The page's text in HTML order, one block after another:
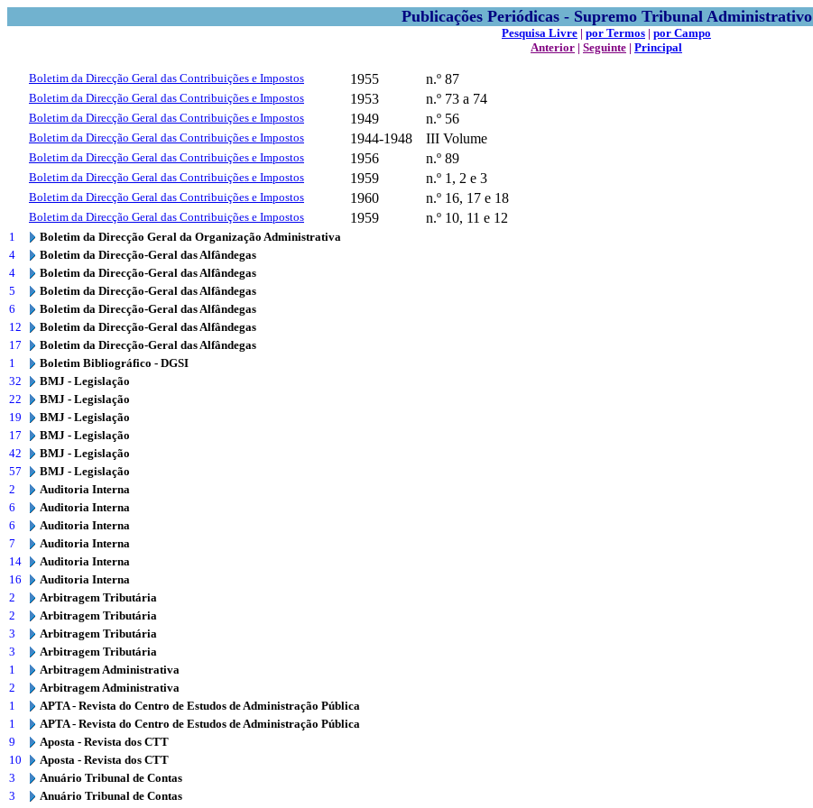
Publicações Periódicas - Supremo Tribunal Administrativo
Pesquisa Livre | por Termos | por Campo
Anterior | Seguinte | Principal
Boletim da Direcção Geral das Contribuições e Impostos
1955 n.º 87
Boletim da Direcção Geral das Contribuições e Impostos 1953 n.º 73 a 74
Boletim da Direcção Geral das Contribuições e Impostos 1949 n.º 56
Boletim da Direcção Geral das Contribuições e Impostos 1944-1948 III Volume
Boletim da Direcção Geral das Contribuições e Impostos 1956 n.º 89
Boletim da Direcção Geral das Contribuições e Impostos 1959 n.º 1, 2 e 3
Boletim da Direcção Geral das Contribuições e Impostos 1960 n.º 16, 17 e 18
Boletim da Direcção Geral das Contribuições e Impostos 1959 n.º 10, 11 e 12
1
Boletim da Direcção Geral da Organização Administrativa
4
Boletim da Direcção-Geral das Alfândegas
4
Boletim da Direcção-Geral das Alfândegas
5
Boletim da Direcção-Geral das Alfândegas
6
Boletim da Direcção-Geral das Alfândegas
12
Boletim da Direcção-Geral das Alfândegas
17
Boletim da Direcção-Geral das Alfândegas
1
Boletim Bibliográfico - DGSI
32
BMJ - Legislação
22
BMJ - Legislação
19
BMJ - Legislação
17
BMJ - Legislação
42
BMJ - Legislação
57
BMJ - Legislação
2
Auditoria Interna
6
Auditoria Interna
6
Auditoria Interna
7
Auditoria Interna
14
Auditoria Interna
16
Auditoria Interna
2
Arbitragem Tributária
2
Arbitragem Tributária
3
Arbitragem Tributária
3
Arbitragem Tributária
1
Arbitragem Administrativa
2
Arbitragem Administrativa
1
APTA - Revista do Centro de Estudos de Administração Pública
1
APTA - Revista do Centro de Estudos de Administração Pública
9
Aposta - Revista dos CTT
10
Aposta - Revista dos CTT
3
Anuário Tribunal de Contas
3
Anuário Tribunal de Contas